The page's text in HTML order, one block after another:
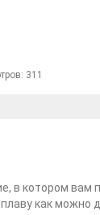
311
в котором вам
как можно